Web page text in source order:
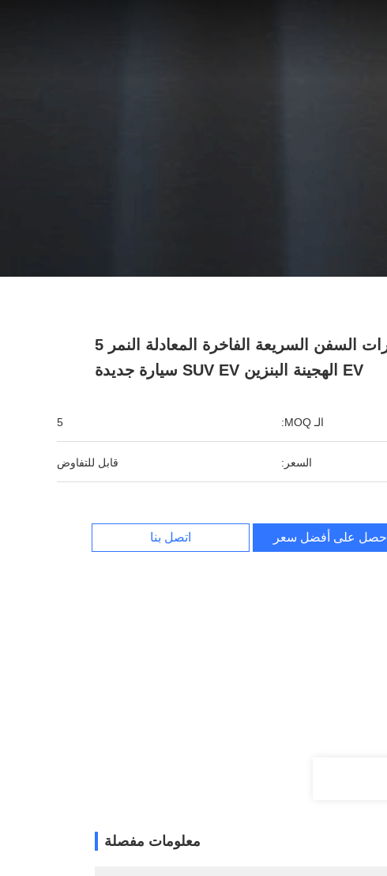
الصادرات السفن السريعة الفاخرة المعادلة النمر 5
EV الهجينة البنزين SUV EV سيارة جديدة
الـ MOQ: 5
السعر: قابل للتفاوض
احصل على أفضل سعر اتصل بنا
معلومات مفصلة